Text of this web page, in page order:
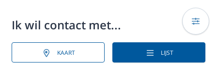
Ik wil contact met...
KAART LIJST